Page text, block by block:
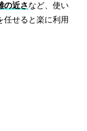
の近さなど、使い
任せると楽に利用